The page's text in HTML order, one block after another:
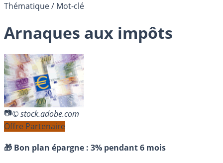
Thématique / Mot-clé
Arnaques aux impôts
© stock.adobe.com
Offre Partenaire
🎁 Bon plan épargne : 3% pendant 6 mois